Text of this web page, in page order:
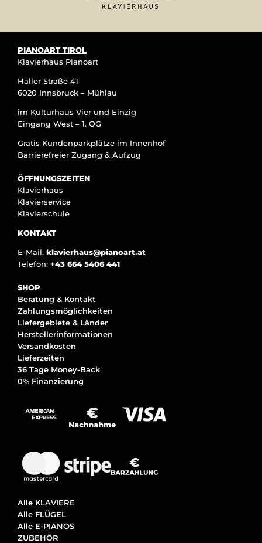
PIANOART TIROL
Klavierhaus Pianoart
Haller Straße 41
6020 Innsbruck – Mühlau
im Kulturhaus Vier und Einzig
Eingang West – 1. OG
Gratis Kundenparkplätze im Innenhof
Barrierefreier Zugang & Aufzug
ÖFFNUNGSZEITEN
Klavierhaus
Klavierservice
Klavierschule
KONTAKT
E-Mail: klavierhaus@pianoart.at
Telefon: +43 664 5406 441
SHOP
Beratung & Kontakt
Zahlungsmöglichkeiten
Liefergebiete & Länder
Herstellerinformationen
Versandkosten
Lieferzeiten
36 Tage Money-Back
0% Finanzierung
Alle KLAVIERE
Alle FLÜGEL
Alle E-PIANOS
ZUBEHÖR